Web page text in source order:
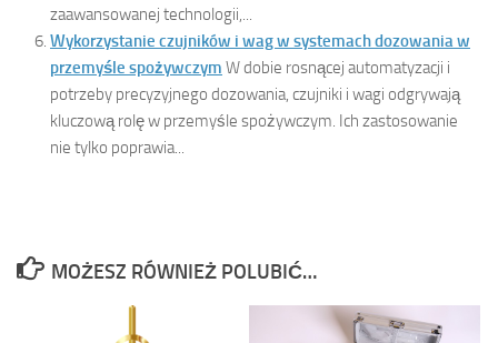
zaawansowanej technologii,...
Wykorzystanie czujników i wag w systemach dozowania w
przemyśle spożywczym W dobie rosnącej automatyzacji i
potrzeby precyzyjnego dozowania, czujniki i wagi odgrywają
kluczową rolę w przemyśle spożywczym. Ich zastosowanie
nie tylko poprawia...
MOŻESZ RÓWNIEŻ POLUBIĆ…